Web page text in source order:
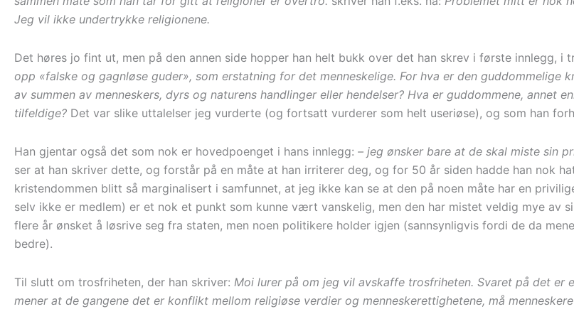
Jeg vil ikke undertrykke religionene.
Det høres jo fint ut, men på den annen side hopper han helt bukk over det han skrev i første innlegg, i
opp «falske og gagnløse guder», som erstatning for det menneskelige. For hva er den guddommelige
av summen av menneskers, dyrs og naturens handlinger eller hendelser? Hva er guddommene, annet
tilfeldige? Det var slike uttalelser jeg vurderte (og fortsatt vurderer som helt useriøse), og som han
Han gjentar også det som nok er hovedpoenget i hans innlegg: – jeg ønsker bare at de skal miste sin
ser at han skriver dette, og forstår på en måte at han irriterer deg, og for 50 år siden hadde han nok
kristendommen blitt så marginalisert i samfunnet, at jeg ikke kan se at den på noen måte har en
selv ikke er medlem) er et nok et punkt som kunne vært vanskelig, men den har mistet veldig mye av
flere år ønsket å løsrive seg fra staten, men noen politikere holder igjen (sannsynligvis fordi de da
bedre).
Til slutt om trosfriheten, der han skriver: Moi lurer på om jeg vil avskaffe trosfriheten. Svaret på det er
mener at de gangene det er konflikt mellom religiøse verdier og menneskerettighetene, må